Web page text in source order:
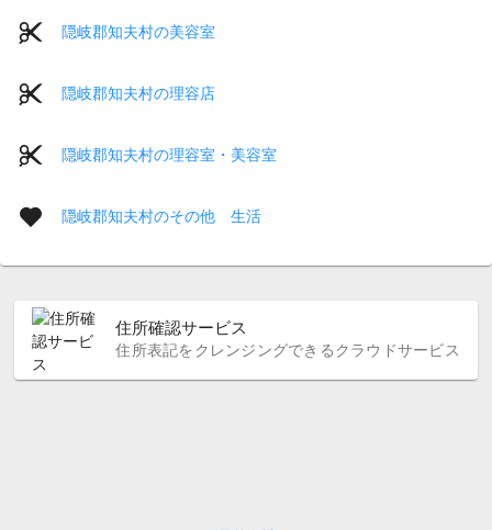
隠岐郡知夫村の美容室
隠岐郡知夫村の理容店
隠岐郡知夫村の理容室・美容室
隠岐郡知夫村のその他 生活
住所確認サービス
住所表記をクレンジングできるクラウドサービス